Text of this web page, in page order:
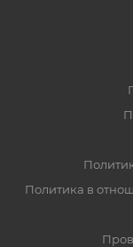
Политика в